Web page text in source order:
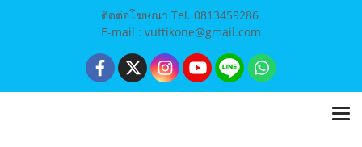
ติดต่อโฆษณา Tel. 0813459286
E-mail : vuttikone@gmail.com